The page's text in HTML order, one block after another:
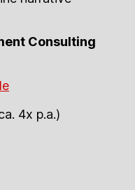
Consulting
4x p.a.)